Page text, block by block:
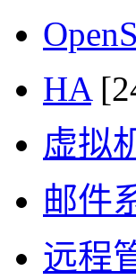
HA
虚拟
邮件
远程